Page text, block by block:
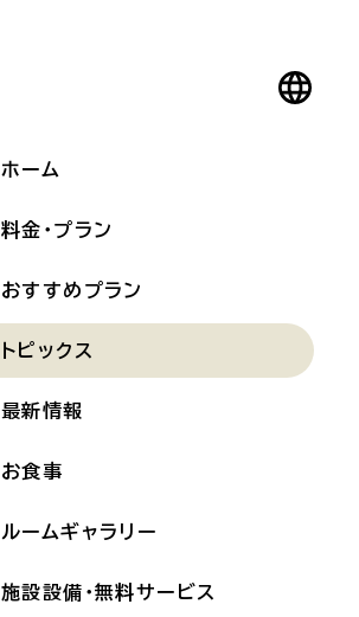
ホーム
料金・プラン
おすすめプラン
トピックス
最新情報
お食事
ルームギャラリー
施設設備・無料サービス